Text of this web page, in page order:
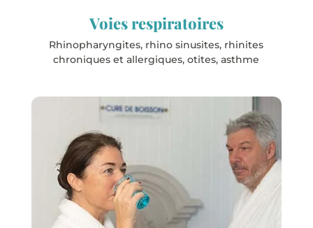
Voies respiratoires
Rhinopharyngites, rhino sinusites, rhinites
chroniques et allergiques, otites, asthme
Les stations